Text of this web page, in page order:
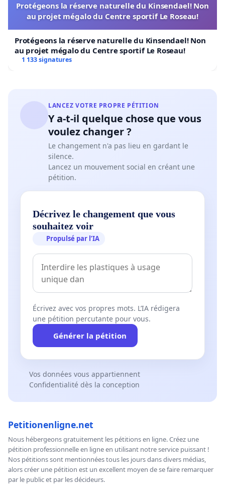
Protégeons la réserve naturelle du Kinsendael! Non
au projet mégalo du Centre sportif Le Roseau!
Protégeons la réserve naturelle du Kinsendael! Non
au projet mégalo du Centre sportif Le Roseau!
1 133 signatures
LANCEZ VOTRE PROPRE PÉTITION
Y a-t-il quelque chose que vous
voulez changer ?
Le changement n'a pas lieu en gardant le
silence.
Lancez un mouvement social en créant une
pétition.
Décrivez le changement que vous
souhaitez voir
Propulsé par l’IA
Écrivez avec vos propres mots. L’IA rédigera
une pétition percutante pour vous.
Générer la pétition
Vos données vous appartiennent
Confidentialité dès la conception
Petitionenligne.net
Nous hébergeons gratuitement les pétitions en ligne. Créez une
pétition professionnelle en ligne en utilisant notre service puissant !
Nos pétitions sont mentionnées tous les jours dans divers médias,
alors créer une pétition est un excellent moyen de se faire remarquer
par le public et par les décideurs.